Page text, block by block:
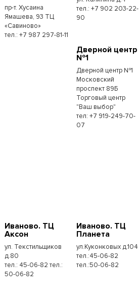
пр-т. Хусаина
Ямашева, 93 ТЦ
«Савиново»
тел.: +7 987 297-81-11
тел.: +7 902 203-22-
90
Дверной центр
№1
Дверной центр №1
Московский
проспект 89Б
Торговый центр
"Ваш выбор"
тел: +7 919-249-70-
07
Иваново. ТЦ
Аксон
ул. Текстильщиков
д.80
тел.: 45-06-82 тел.:
50-06-82
Иваново. ТЦ
Планета
ул.Куконковых д.104
тел.:45-06-82
тел.:50-06-82